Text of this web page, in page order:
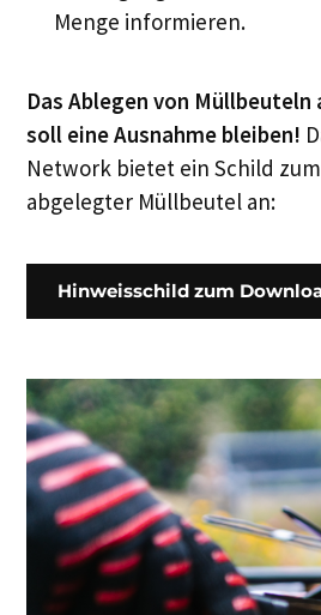
Menge informieren.
Das Ablegen von Müllbeuteln
soll eine Ausnahme bleiben!
Network bietet ein Schild
abgelegter Müllbeutel an:
Hinweisschild zum